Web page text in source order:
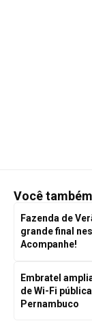
Você
Fazenda de
grande final
Acompanhe!
Embratel
de Wi-Fi
Pernambuco